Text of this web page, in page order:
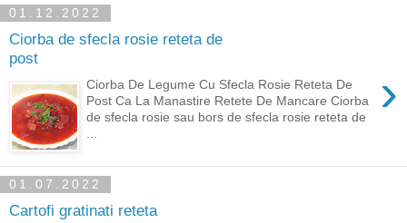
01.12.2022
Ciorba de sfecla rosie reteta de
post
›
Ciorba De Legume Cu Sfecla Rosie Reteta De
Post Ca La Manastire Retete De Mancare Ciorba
de sfecla rosie sau bors de sfecla rosie reteta de
01.07.2022
Cartofi gratinati reteta